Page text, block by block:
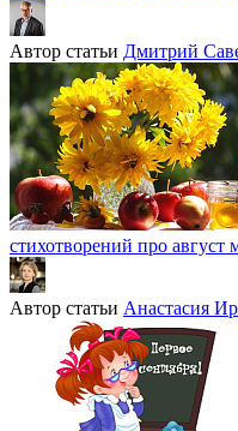
Автор статьи Дмитрий
стихотворений про август
Автор статьи Анастасия